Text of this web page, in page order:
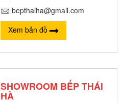
bepthaiha@gmail.com
Xem bản đồ
SHOWROOM BẾP THÁI
HÀ